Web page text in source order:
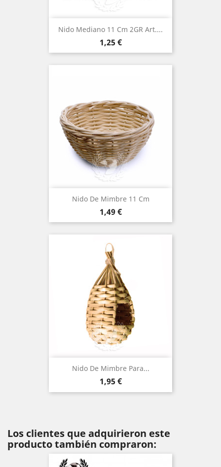
Nido Mediano 11 Cm 2GR Art....
Precio
1,25 €
Nido De Mimbre 11 Cm
Precio
1,49 €
Nido De Mimbre Para...
Precio
1,95 €
Los clientes que adquirieron este
producto también compraron: